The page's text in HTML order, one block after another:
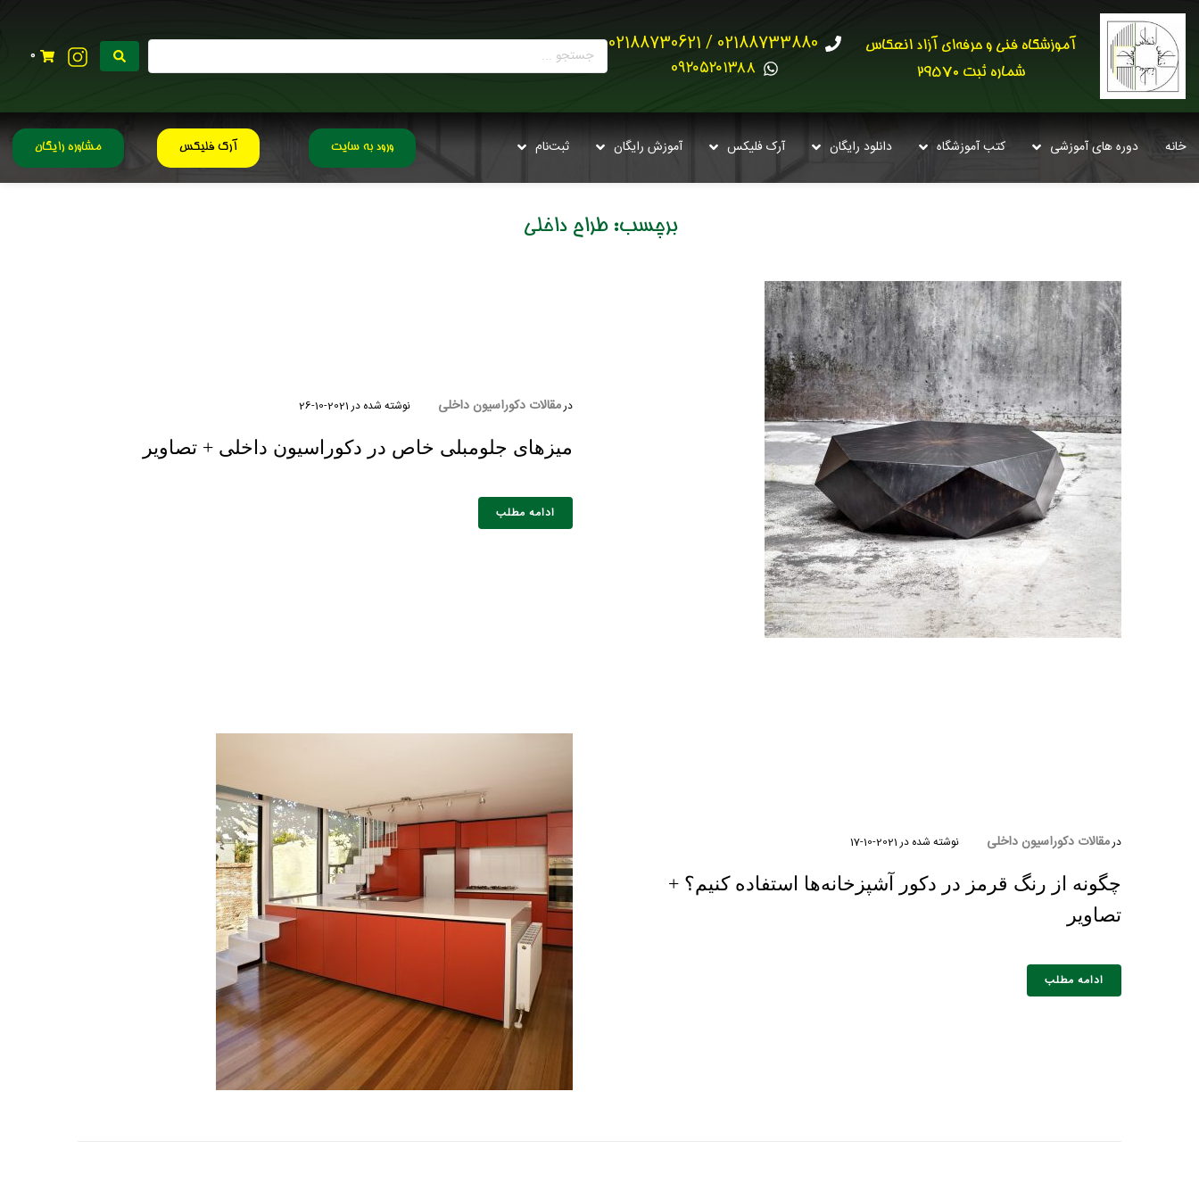
آموزشگاه فنی و حرفه‌ای آزاد انعکاس
شماره ثبت 29570
02188733880 / 02188730621
0۹۲۰۵۲۰۱۳۸۸
0
خانه دوره های آموزشی کتب آموزشگاه دانلود رایگان آرک فلیکس آموزش رایگان ثبت‌نام ورود به سایت آرک فلیکس مشاوره رایگان
برچسب:طراح داخلی
درمقالات دکوراسیون داخلی نوشته شده در 2021-10-26
میزهای جلومبلی خاص در دکوراسیون داخلی + تصاویر
ادامه مطلب
درمقالات دکوراسیون داخلی نوشته شده در2021-10-17
چگونه از رنگ قرمز در دکور آشپزخانه‌ها استفاده کنیم؟ +
تصاویر
ادامه مطلب